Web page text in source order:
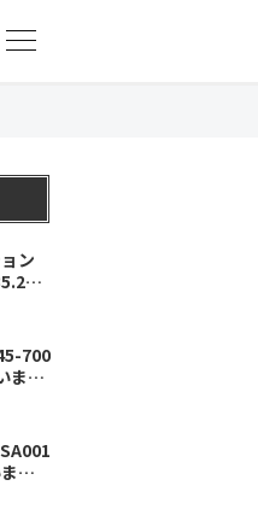
ン
い
700
まし
し